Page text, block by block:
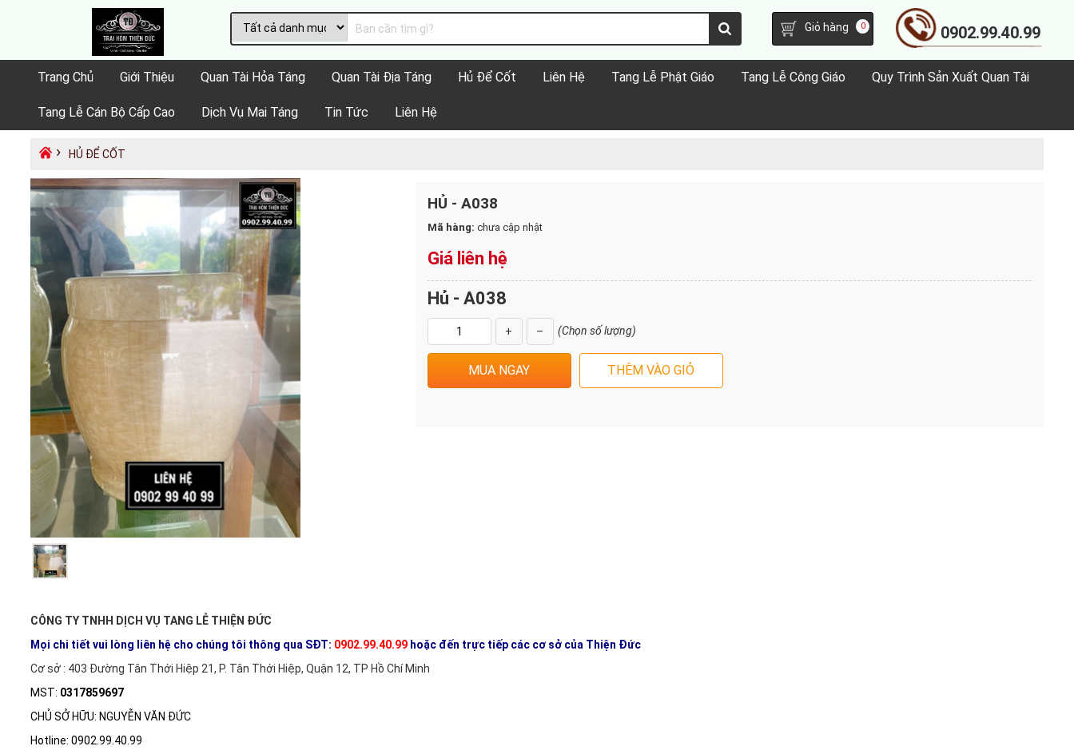
Giỏ hàng 0 0902.99.40.99
Trang Chủ Giới Thiệu Quan Tài Hỏa Táng Quan Tài Địa Táng Hủ Để Cốt Liên Hệ Tang Lễ Phật Giáo Tang Lễ Công Giáo Quy Trình Sản Xuất Quan Tài
Tang Lễ Cán Bộ Cấp Cao Dịch Vụ Mai Táng Tin Tức Liên Hệ
› HỦ ĐỂ CỐT
HỦ - A038
Mã hàng: chưa cập nhật
Giá liên hệ
Hủ - A038
+ – (Chọn số lượng)
CÔNG TY TNHH DỊCH VỤ TANG LỄ THIỆN ĐỨC
Mọi chi tiết vui lòng liên hệ cho chúng tôi thông qua SĐT: 0902.99.40.99 hoặc đến trực tiếp các cơ sở của Thiện Đức
Cơ sở : 403 Đường Tân Thới Hiệp 21, P. Tân Thới Hiệp, Quận 12, TP Hồ Chí Minh
MST: 0317859697
CHỦ SỞ HỮU: NGUYỄN VĂN ĐỨC
Hotline: 0902.99.40.99